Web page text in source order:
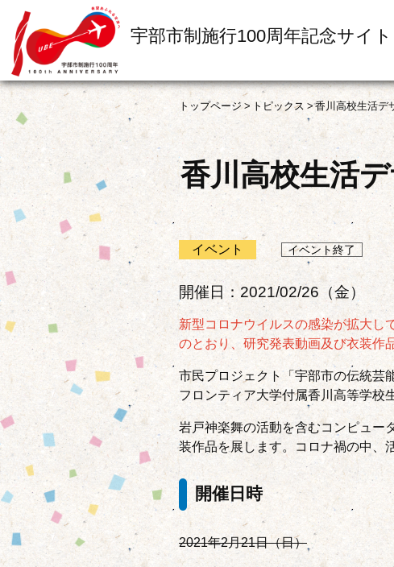
宇部市制施行100周年記念サイト
トップページ トピックス 香川高校生活デ
香川高校生活
イベント イベント終了
開催日：2021/02/26（金）
新型コロナウイルスの感染が拡大し
のとおり、研究発表動画及び衣装作
市民プロジェクト「宇部市の伝統芸
フロンティア大学付属香川高等学校
岩戸神楽舞の活動を含むコンピュー
装作品を展します。コロナ禍の中、
開催日時
2021年2月21日（日）